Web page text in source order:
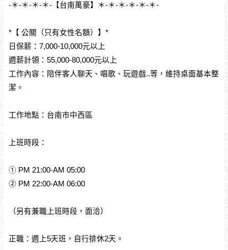
-＊-＊-＊-＊-【台南萬豪】＊-＊-＊-＊-＊-＊-
*【 公關（只有女性名額）】*
日保薪：7,000-10,000元以上
週薪計領：55,000-80,000元以上
工作內容：陪伴客人聊天、唱歌、玩遊戲..等，維持桌面基本整
潔。
工作地點：台南市中西區
上班時段：
① PM 21:00-AM 05:00
② PM 22:00-AM 06:00
（另有兼職上班時段，面洽）
正職：週上5天班，自行排休2天。